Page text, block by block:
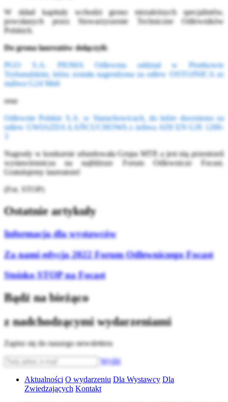
W skład kapituły wchodzi grono niezależnych specjalistów,
powołanych przez Stowarzyszenie Techniczne Odlewników
Polskich.
Do grona laureatów dołączyli:
PGO S.A. PIOMA Odlewnia oddział w Piotrkowie
Trybunalskim, która została nagrodzona za odlew OSTOJNICA ze
staliwa G24 Mn6
oraz
Odlewnie Polskie S.A. w Starachowicach, do które doceniono za
odlew GWIAZDA ŁAŃCUCHOWA z żeliwa ADI EN GJS 1200-
Nagrody w konkursie ufundowała Grupa MTP, a jest nią przestrzeń
wystawiennicza na najbliższe Forum Odlewnicze Focast.
Gratulujemy laureatom!
(Fot. STOP)
Ostatnie artykuły
Informacja dla wystawców
Za nami edycja 2022 Forum Odlewniczego Focast
Stoisko STOP na Focast
Bądź na bieżąco
z nadchodzącymi wydarzeniami
Zapisz się do naszego newslettera
Wyślij
Aktualności O wydarzeniu Dla Wystawcy Dla
Zwiedzających Kontakt